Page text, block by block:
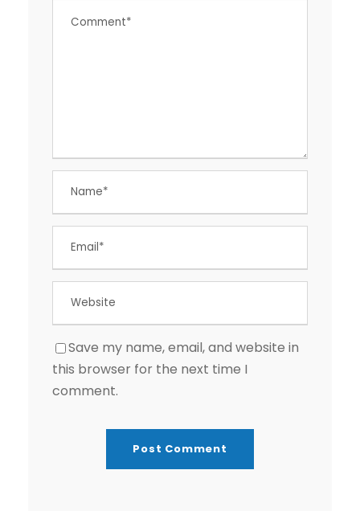
Save my name, email, and website in
this browser for the next time I
comment.